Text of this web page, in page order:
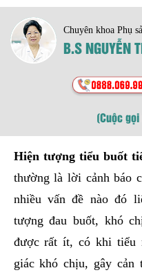
Chuyên khoa Phụ
B.S NGUYỄN
(Cuộc
Hiện tượng tiểu buốt
thường là lời cảnh báo
nhiều vấn đề nào đó
tượng đau buốt, khó
được rất ít, có khi tiểu
giác khó chịu, gây